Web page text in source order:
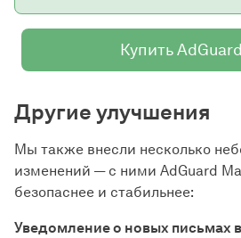
Купить
Другие улучшения
Мы также внесли несколько
изменений — с ними AdGuard
безопаснее и стабильнее:
Уведомление о новых письмах